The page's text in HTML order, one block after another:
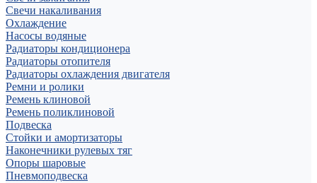
Свечи накаливания
Охлаждение
Насосы водяные
Радиаторы кондиционера
Радиаторы отопителя
Радиаторы охлаждения двигателя
Ремни и ролики
Ремень клиновой
Ремень поликлиновой
Подвеска
Стойки и амортизаторы
Наконечники рулевых тяг
Опоры шаровые
Пневмоподвеска